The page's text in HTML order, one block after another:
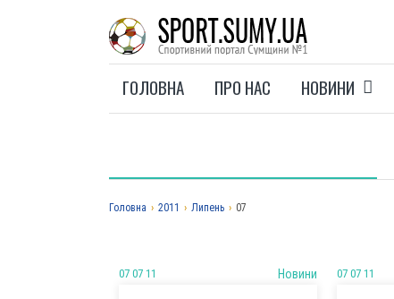
ГОЛОВНА ПРО НАС НОВИНИ
Головна › 2011 › Липень › 07
07 07 11 Новини 07 07 11